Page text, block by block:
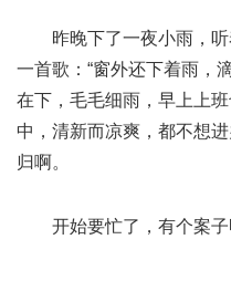
昨晚下了一夜小雨，
一首歌：“窗外还下着雨，
在下，毛毛细雨，早上上
中，清新而凉爽，都不想
归啊。
开始要忙了，有个案子